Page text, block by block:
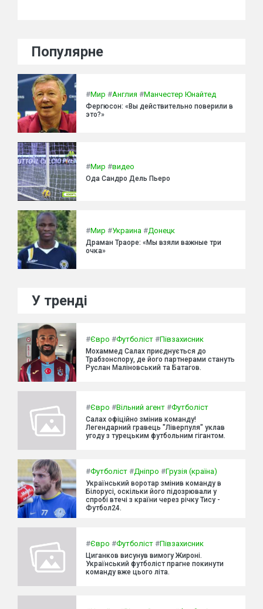
Популярне
#Мир #Англия #Манчестер Юнайтед
Фергюсон: «Вы действительно поверили в
это?»
#Мир #видео
Ода Сандро Дель Пьеро
#Мир #Украина #Донецк
Драман Траоре: «Мы взяли важные три
очка»
У тренді
#Євро #Футболіст #Півзахисник
Мохаммед Салах приєднується до
Трабзонспору, де його партнерами стануть
Руслан Маліновський та Батагов.
#Євро #Вільний агент #Футболіст
Салах офіційно змінив команду!
Легендарний гравець "Ліверпуля" уклав
угоду з турецьким футбольним гігантом.
#Футболіст #Дніпро #Грузія (країна)
Український воротар змінив команду в
Білорусі, оскільки його підозрювали у
спробі втечі з країни через річку Тису -
Футбол24.
#Євро #Футболіст #Півзахисник
Циганков висунув вимогу Жироні.
Український футболіст прагне покинути
команду вже цього літа.